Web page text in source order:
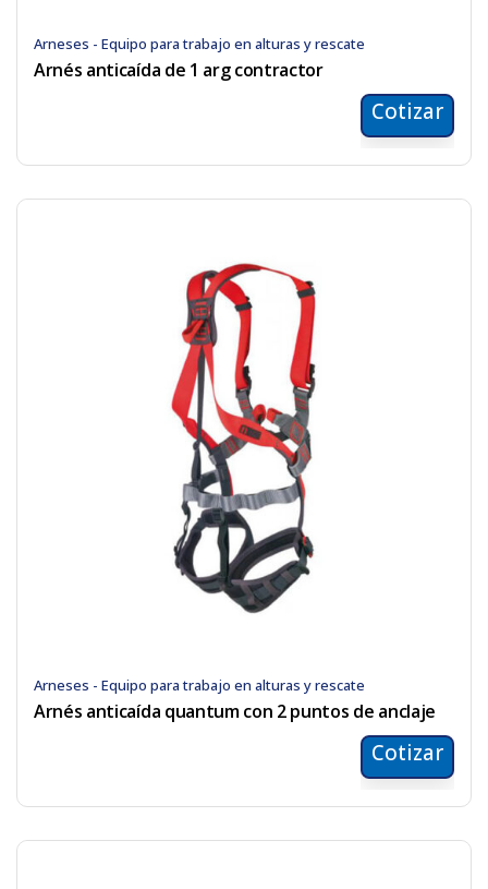
Arneses - Equipo para trabajo en alturas y rescate
Arnés anticaída de 1 arg contractor
Cotizar
Arneses - Equipo para trabajo en alturas y rescate
Arnés anticaída quantum con 2 puntos de anclaje
Cotizar